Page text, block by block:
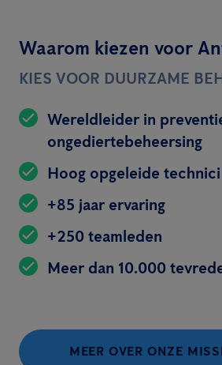
Waarom kiezen voor
KIES VOOR DUURZAME
Wereldleider in
ongediertebeheersing
Hoog opgeleide technici
+85 jaar ervaring
+250 teamleden
Meer dan 10.000
MEER OVER ONZE